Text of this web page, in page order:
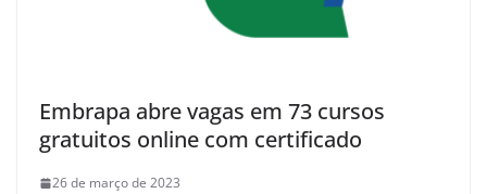
Embrapa abre vagas em 73 cursos
gratuitos online com certificado
26 de março de 2023